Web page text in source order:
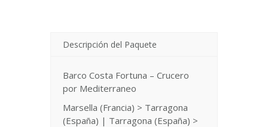
Descripción del Paquete
Barco Costa Fortuna – Crucero
por Mediterraneo
Marsella (Francia) > Tarragona
(España) | Tarragona (España) >